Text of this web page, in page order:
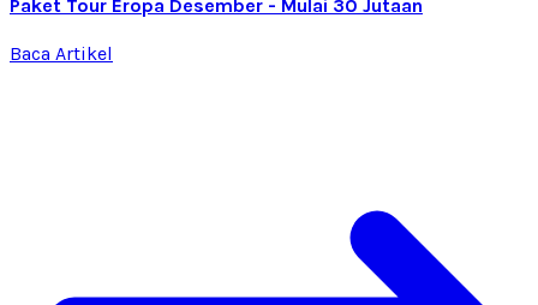
Paket Tour Eropa Desember - Mulai 30 Jutaan
Baca Artikel